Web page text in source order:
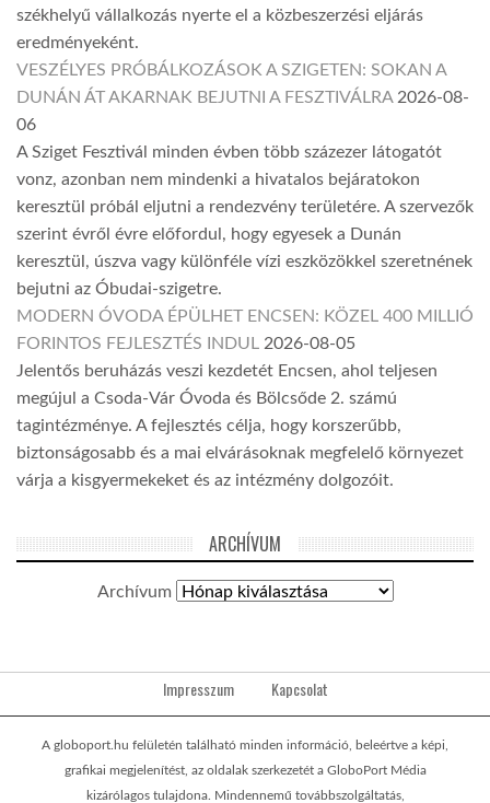
székhelyű vállalkozás nyerte el a közbeszerzési eljárás
eredményeként.
VESZÉLYES PRÓBÁLKOZÁSOK A SZIGETEN: SOKAN A
DUNÁN ÁT AKARNAK BEJUTNI A FESZTIVÁLRA 2026-08-
06
A Sziget Fesztivál minden évben több százezer látogatót
vonz, azonban nem mindenki a hivatalos bejáratokon
keresztül próbál eljutni a rendezvény területére. A szervezők
szerint évről évre előfordul, hogy egyesek a Dunán
keresztül, úszva vagy különféle vízi eszközökkel szeretnének
bejutni az Óbudai-szigetre.
MODERN ÓVODA ÉPÜLHET ENCSEN: KÖZEL 400 MILLIÓ
FORINTOS FEJLESZTÉS INDUL 2026-08-05
Jelentős beruházás veszi kezdetét Encsen, ahol teljesen
megújul a Csoda-Vár Óvoda és Bölcsőde 2. számú
tagintézménye. A fejlesztés célja, hogy korszerűbb,
biztonságosabb és a mai elvárásoknak megfelelő környezet
várja a kisgyermekeket és az intézmény dolgozóit.
ARCHÍVUM
Archívum
Impresszum Kapcsolat
A globoport.hu felületén található minden információ, beleértve a képi,
grafikai megjelenítést, az oldalak szerkezetét a GloboPort Média
kizárólagos tulajdona. Mindennemű továbbszolgáltatás,